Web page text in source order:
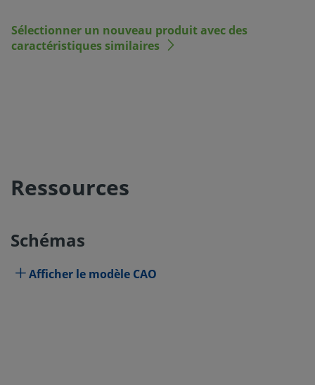
Sélectionner un nouveau produit avec des
caractéristiques similaires
Ressources
Schémas
Afficher le modèle CAO